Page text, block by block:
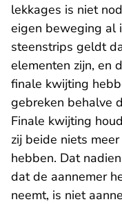
lekkages is niet
eigen beweging al
steenstrips geldt
elementen zijn, en
finale kwijting
gebreken behalve
Finale kwijting
zij beide niets
hebben. Dat
dat de aannemer
neemt, is niet